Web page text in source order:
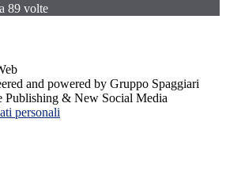
89 volte
and powered by Gruppo Spaggiari
Publishing & New Social Media
personali